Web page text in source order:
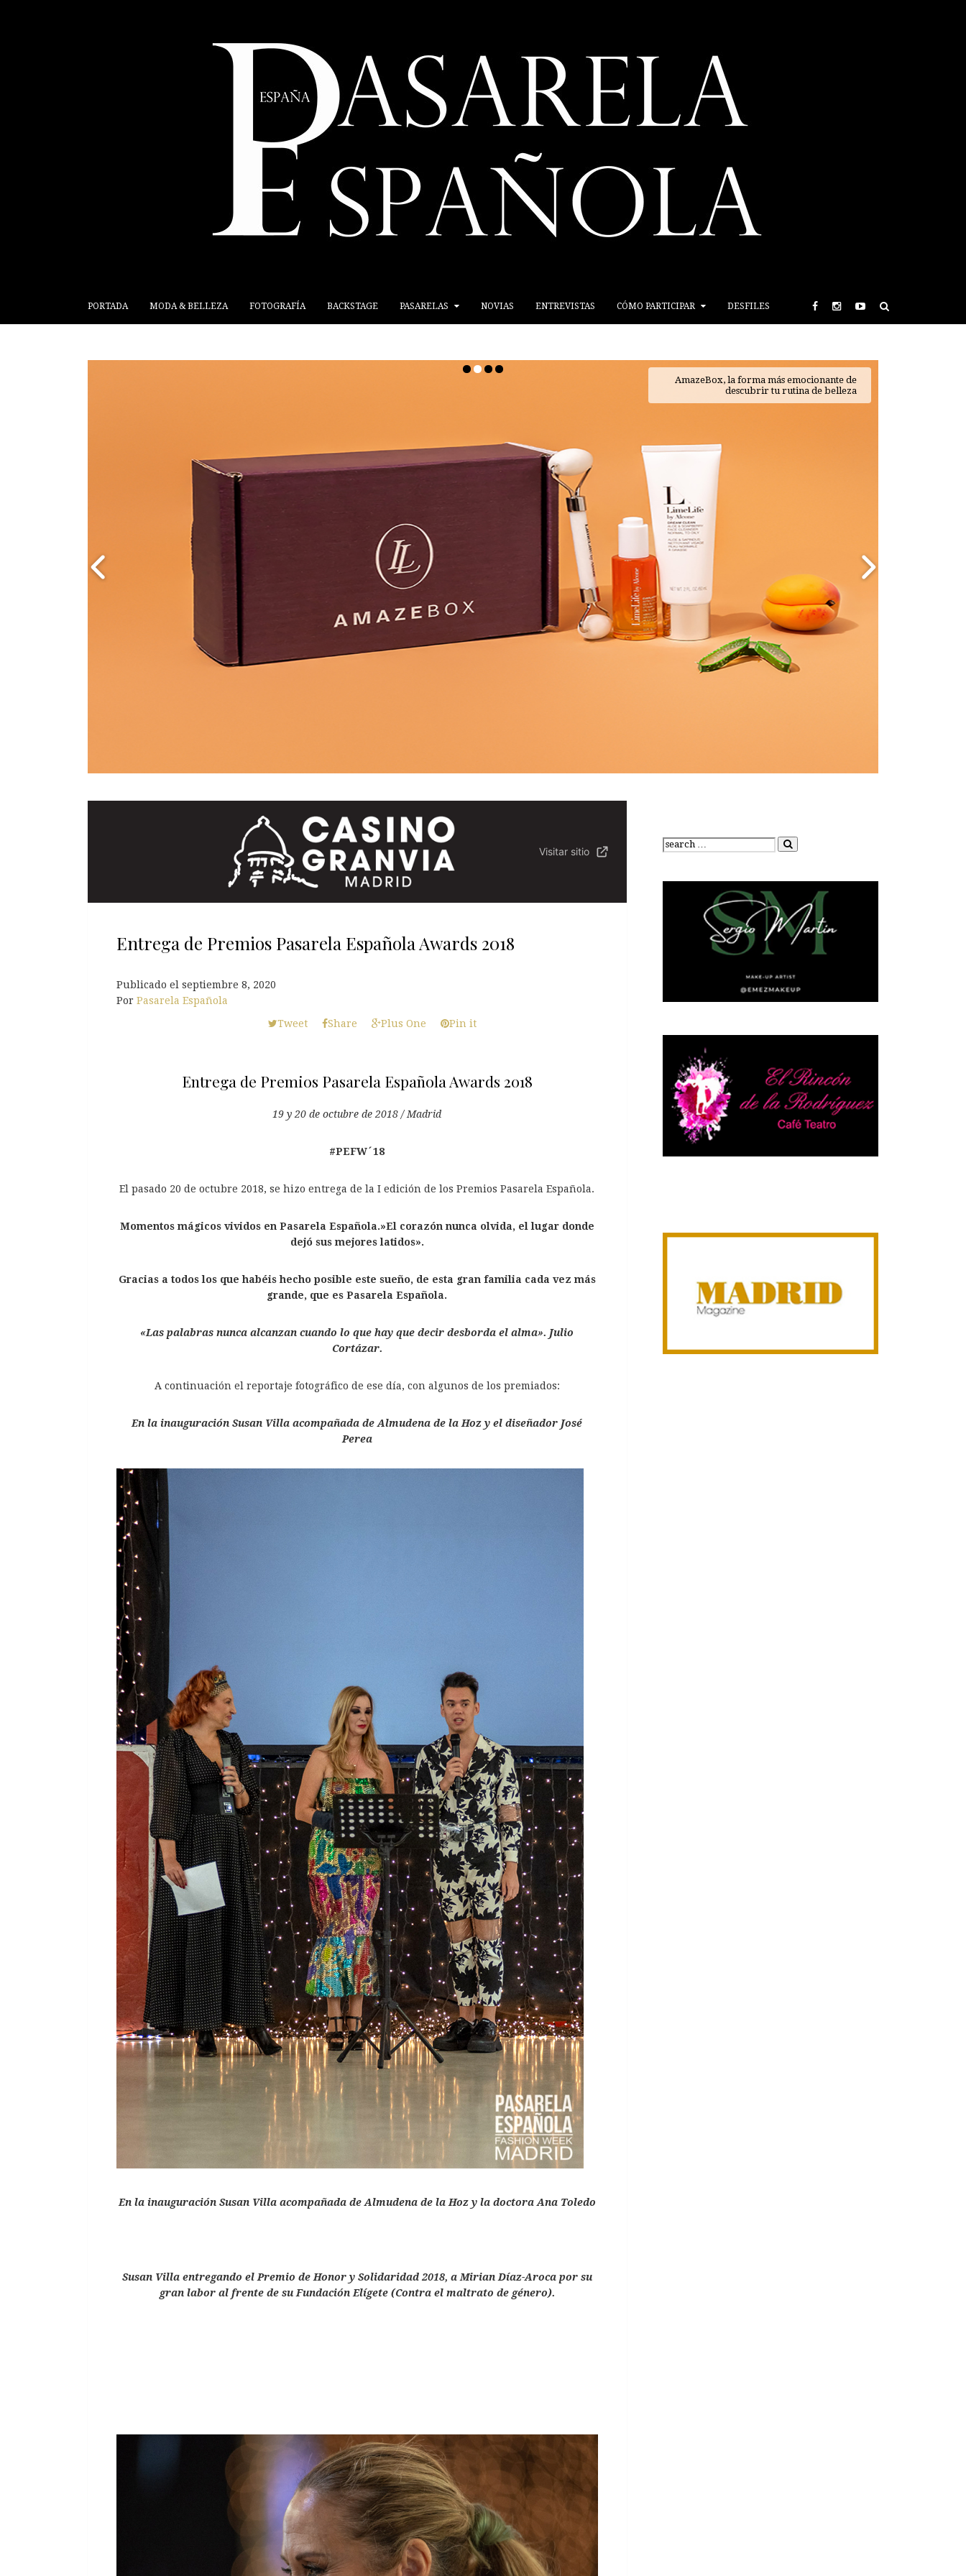
PORTADA MODA & BELLEZA FOTOGRAFÍA BACKSTAGE PASARELAS NOVIAS ENTREVISTAS CÓMO PARTICIPAR DESFILES
AmazeBox, la forma más emocionante de
descubrir tu rutina de belleza
Visitar sitio
Entrega de Premios Pasarela Española Awards 2018
Publicado el septiembre 8, 2020
Por Pasarela Española
Tweet
Share Plus One Pin it
Entrega de Premios Pasarela Española Awards 2018
19 y 20 de octubre de 2018 / Madrid
#PEFW´18
El pasado 20 de octubre 2018, se hizo entrega de la I edición de los Premios Pasarela Española.
Momentos mágicos vividos en Pasarela Española.»El corazón nunca olvida, el lugar donde
dejó sus mejores latidos».
Gracias a todos los que habéis hecho posible este sueño, de esta gran familia cada vez más
grande, que es Pasarela Española.
«Las palabras nunca alcanzan cuando lo que hay que decir desborda el alma». Julio
Cortázar.
A continuación el reportaje fotográfico de ese día, con algunos de los premiados:
En la inauguración Susan Villa acompañada de Almudena de la Hoz y el diseñador José
Perea
En la inauguración Susan Villa acompañada de Almudena de la Hoz y la doctora Ana Toledo
Susan Villa entregando el Premio de Honor y Solidaridad 2018, a Mirian Díaz-Aroca por su
gran labor al frente de su Fundación Elígete (Contra el maltrato de género).